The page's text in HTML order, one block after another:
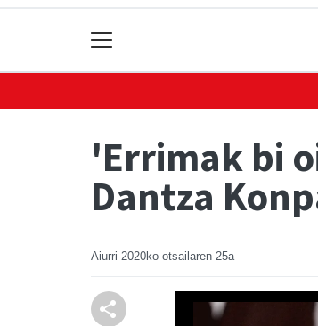
'Errimak bi
Dantza
Aiurri 2020ko otsailaren 25a